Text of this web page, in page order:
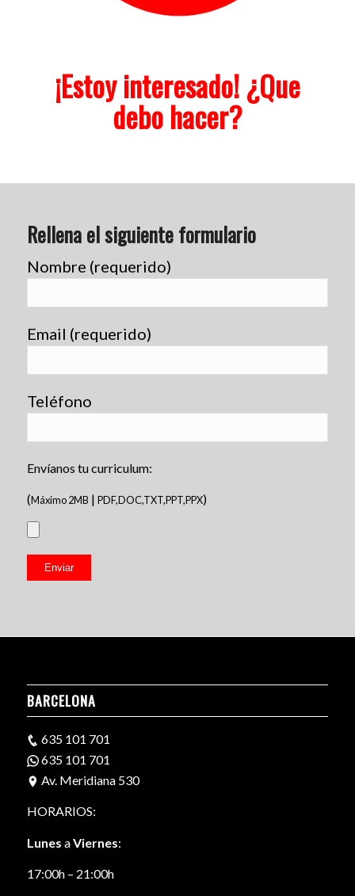
¡Estoy interesado! ¿Que
debo hacer?
Rellena el siguiente formulario
Nombre (requerido)
Email (requerido)
Teléfono
Envíanos tu curriculum:
(Máximo 2MB | PDF,DOC,TXT,PPT,PPX)
BARCELONA
635 101 701
635 101 701
Av. Meridiana 530
HORARIOS:
Lunes aViernes:
17:00h – 21:00h